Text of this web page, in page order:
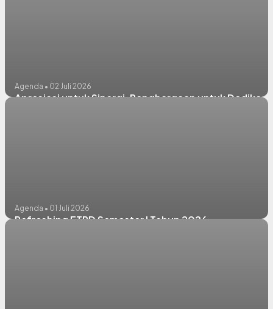
Agenda • 02 Juli 2026
Apresiasi untuk Sinergi, Penghargaan untuk Dedikasi
Agenda • 01 Juli 2026
Refreshing ETPD Semester I Tahun 2026